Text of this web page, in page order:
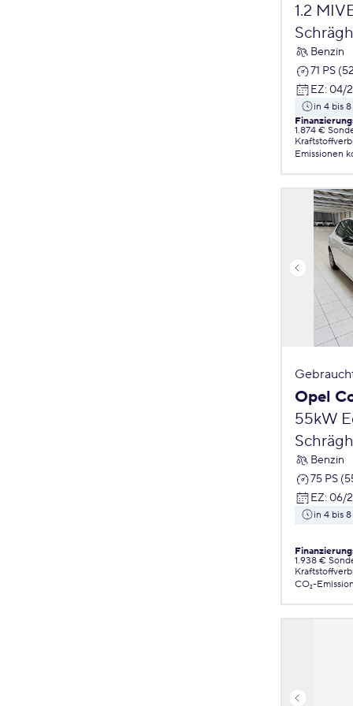
1.2
Benzin
71 PS
EZ: 04/
in 4 bis
1.874 €
Emissionen
Opel
55kW
Benzin
75 PS
EZ: 06/
in 4 bis
1.938 €
CO₂-